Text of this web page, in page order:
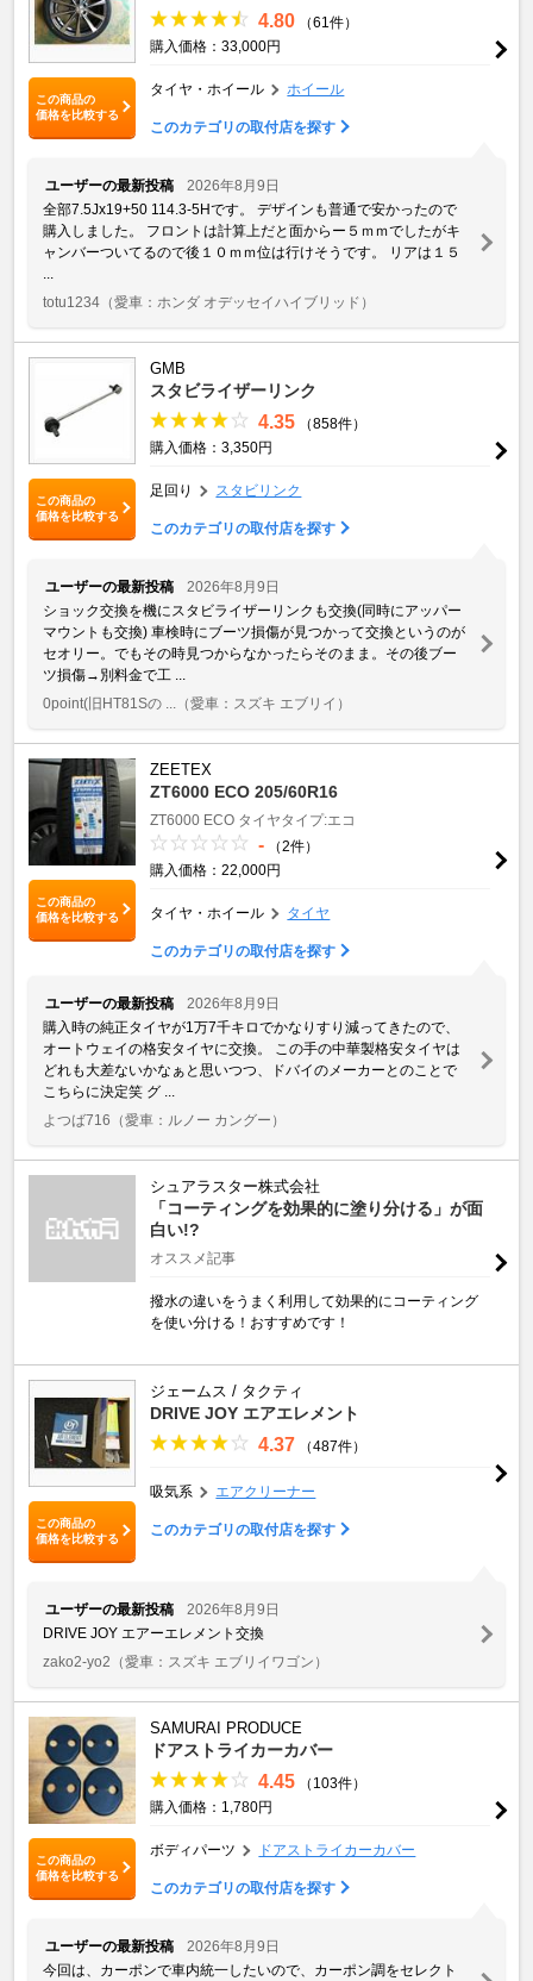
この商品の
価格を比較する
4.80
（61件）
購入価格：33,000円
タイヤ・ホイール ホイール
このカテゴリの取付店を探す
ユーザーの最新投稿
2026年8月9日
全部7.5Jx19+50 114.3-5Hです。 デザインも普通で安かったので
購入しました。 フロントは計算上だと面からー５ｍｍでしたがキ
ャンバーついてるので後１０ｍｍ位は行けそうです。 リアは１５
totu1234 （愛車：ホンダ オデッセイハイブリッド）
この商品の
価格を比較する
GMB
スタビライザーリンク
4.35
（858件）
購入価格：3,350円
足回り スタビリンク
このカテゴリの取付店を探す
ユーザーの最新投稿
2026年8月9日
ショック交換を機にスタビライザーリンクも交換(同時にアッパー
マウントも交換) 車検時にブーツ損傷が見つかって交換というのが
セオリー。でもその時見つからなかったらそのまま。その後ブー
ツ損傷→別料金で工 ...
0point(旧HT81Sの ...
（愛車：スズキ エブリイ）
この商品の
価格を比較する
ZEETEX
ZT6000 ECO 205/60R16
ZT6000 ECO タイヤタイプ:エコ
-
（2件）
購入価格：22,000円
タイヤ・ホイール タイヤ
このカテゴリの取付店を探す
ユーザーの最新投稿
2026年8月9日
購入時の純正タイヤが1万7千キロでかなりすり減ってきたので、
オートウェイの格安タイヤに交換。 この手の中華製格安タイヤは
どれも大差ないかなぁと思いつつ、ドバイのメーカーとのことで
こちらに決定笑 グ ...
よつば716 （愛車：ルノー カングー）
シュアラスター株式会社
「コーティングを効果的に塗り分ける」が面
白い!?
オススメ記事
撥水の違いをうまく利用して効果的にコーティング
を使い分ける！おすすめです！
この商品の
価格を比較する
ジェームス / タクティ
DRIVE JOY エアエレメント
4.37 （487件）
吸気系 エアクリーナー
このカテゴリの取付店を探す
ユーザーの最新投稿
2026年8月9日
DRIVE JOY エアーエレメント交換
zako2-yo2 （愛車：スズキ エブリイワゴン）
この商品の
価格を比較する
SAMURAI PRODUCE
ドアストライカーカバー
4.45
（103件）
購入価格：1,780円
ボディパーツ ドアストライカーカバー
このカテゴリの取付店を探す
ユーザーの最新投稿
2026年8月9日
今回は、カーポンで車内統一したいので、カーポン調をセレクト